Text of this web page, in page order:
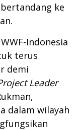
ke
Indonesia
terus
demi
Leader
dalam wilayah